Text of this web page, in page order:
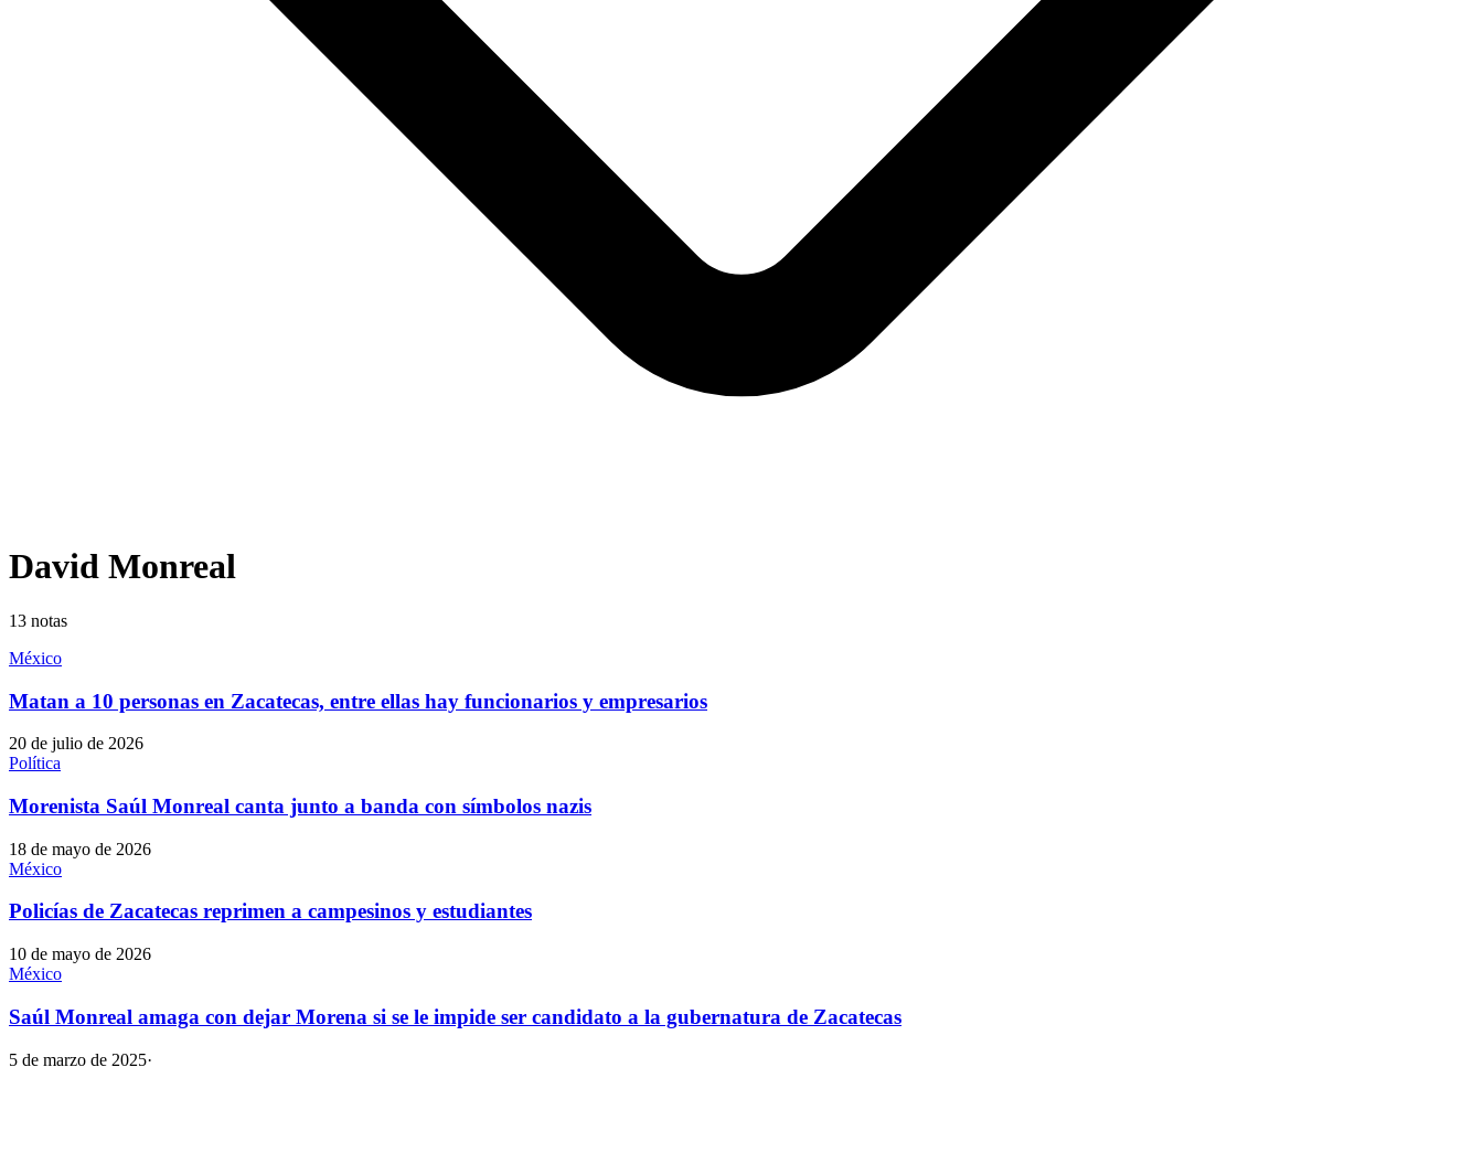
David Monreal
13 notas
México
Matan a 10 personas en Zacatecas, entre ellas hay funcionarios y empresarios
20 de julio de 2026
Política
Morenista Saúl Monreal canta junto a banda con símbolos nazis
18 de mayo de 2026
México
Policías de Zacatecas reprimen a campesinos y estudiantes
10 de mayo de 2026
México
Saúl Monreal amaga con dejar Morena si se le impide ser candidato a la gubernatura de Zacatecas
5 de marzo de 2025·